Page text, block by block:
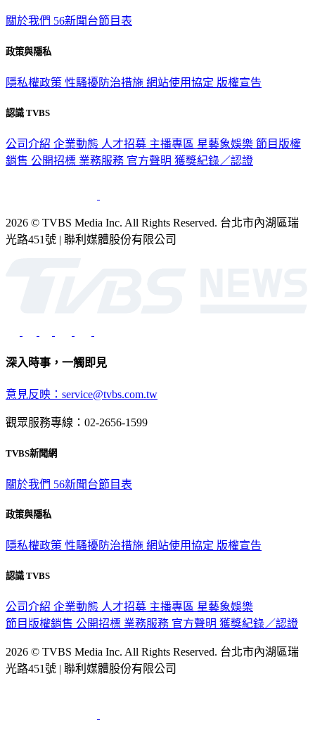
關於我們 56新聞台節目表
政策與隱私
隱私權政策 性騷擾防治措施 網站使用協定 版權宣告
認識 TVBS
公司介紹 企業動態 人才招募 主播專區 星藝象娛樂 節目版權
銷售 公開招標 業務服務 官方聲明 獲獎紀錄／認證
2026 © TVBS Media Inc. All Rights Reserved. 台北市內湖區瑞
光路451號 | 聯利媒體股份有限公司
深入時事，一觸即見
意見反映：service@tvbs.com.tw
觀眾服務專線：02-2656-1599
TVBS新聞網
關於我們 56新聞台節目表
政策與隱私
隱私權政策 性騷擾防治措施 網站使用協定 版權宣告
認識 TVBS
公司介紹 企業動態 人才招募 主播專區 星藝象娛樂
節目版權銷售 公開招標 業務服務 官方聲明 獲獎紀錄／認證
2026 © TVBS Media Inc. All Rights Reserved. 台北市內湖區瑞
光路451號 | 聯利媒體股份有限公司